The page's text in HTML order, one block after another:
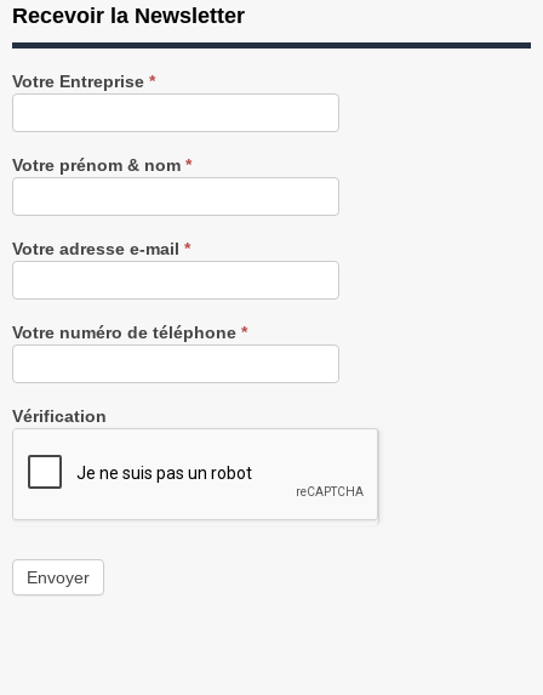
Recevoir la Newsletter
Recevez
notre
gratuitement
Votre Entreprise *
Votre prénom & nom *
Votre adresse e-mail *
Votre numéro de téléphone *
Vérification
Envoyer